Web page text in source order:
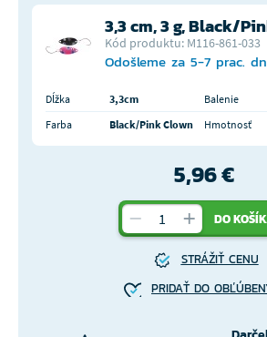
3,3 cm, 3 g, Black/
Kód produktu: M116-861-033
Odošleme za 5-7 prac.
Dĺžka 3,3cm Balenie
Farba
Black/Pink Clown Hmotnosť
5,96 €
DO
STRÁŽIŤ CENU
PRIDAŤ DO